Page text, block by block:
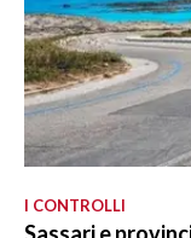
I CONTROLLI
Sassari e